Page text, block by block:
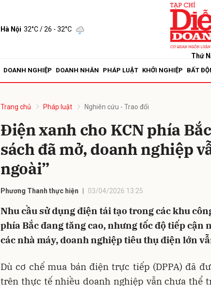
Hà Nội 32°C/ 26 - 32°C
Thứ
DOANH NGHIỆP DOANH NHÂN PHÁP LUẬT KHỞI NGHIỆP BẤT
Trang chủ Pháp luật Nghiên cứu - Trao đổi
Điện xanh cho KCN phía
sách đã mở, doanh nghiệp
ngoài”
Phương Thanh thực hiện 03/04/2026 13:25
Nhu cầu sử dụng điện tái tạo trong các khu
phía Bắc đang tăng cao, nhưng tốc độ tiếp cận
các nhà máy, doanh nghiệp tiêu thụ điện lớn
Dù cơ chế mua bán điện trực tiếp (DPPA) đã
trên thực tế nhiều doanh nghiệp vẫn chưa thể